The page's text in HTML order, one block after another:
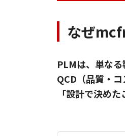
なぜ
PLMは、単な
QCD（品質・
「設計で決め